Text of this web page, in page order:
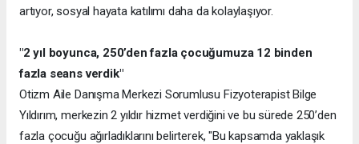
artıyor, sosyal hayata katılımı daha da kolaylaşıyor.
"2 yıl boyunca, 250’den fazla çocuğumuza 12 binden
fazla seans verdik"
Otizm Aile Danışma Merkezi Sorumlusu Fizyoterapist Bilge
Yıldırım, merkezin 2 yıldır hizmet verdiğini ve bu sürede 250’den
fazla çocuğu ağırladıklarını belirterek, "Bu kapsamda yaklaşık